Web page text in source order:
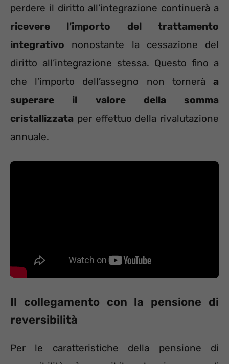
perdere il diritto all’integrazione continuerà a
ricevere l’importo del trattamento
integrativo nonostante la cessazione del
diritto all’integrazione stessa. Questo fino a
che l’importo dell’assegno non tornerà a
superare il valore della somma
cristallizzata per effettuo della rivalutazione
annuale.
Il collegamento con la pensione di
reversibilità
Per le caratteristiche della pensione di